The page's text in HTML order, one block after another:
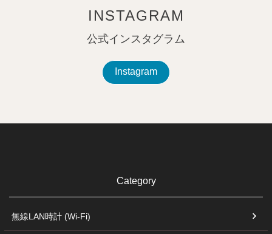
INSTAGRAM
公式インスタグラム
Instagram
Category
無線LAN時計 (Wi-Fi)